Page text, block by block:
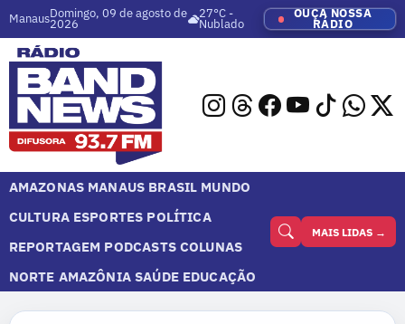
ManausDomingo, 09 de agosto de
2026
27°C -
Nublado
OUÇA NOSSA
RÁDIO
AMAZONAS MANAUS BRASIL MUNDO
CULTURA ESPORTES POLÍTICA
REPORTAGEM PODCASTS COLUNAS
NORTE AMAZÔNIA SAÚDE EDUCAÇÃO
MAIS LIDAS →